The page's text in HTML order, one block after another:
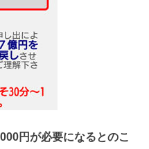
円が必要になるとのこ